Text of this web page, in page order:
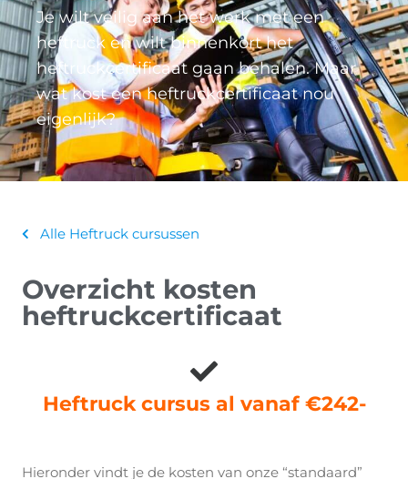
Je wilt veilig aan het werk met een
heftruck en wilt binnenkort het
heftruckcertificaat gaan behalen. Maar
wat kost een heftruckcertificaat nou
eigenlijk?
Alle Heftruck cursussen
Overzicht kosten
heftruckcertificaat
Heftruck cursus al vanaf €242-
Hieronder vindt je de kosten van onze “standaard”